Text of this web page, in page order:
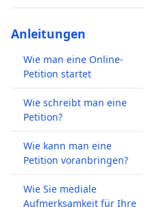
Anleitungen
Wie man eine Online-
Petition startet
Wie schreibt man eine
Petition?
Wie kann man eine
Petition voranbringen?
Wie Sie mediale
Aufmerksamkeit für Ihre